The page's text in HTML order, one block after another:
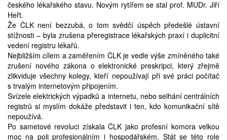
českého lékařského stavu. Novým rytířem se stal prof. MUDr. Jiří
Heřt.
Že ČLK není bezzubá, o tom svědčí úspěch předešlé ústavní
stížnosti – byla zrušena přeregistrace lékařských praxí i duplicitní
vedení registru lékařů.
Nejbližším cílem a zaměřením ČLK je vedle výše zmíněného také
zrušení nového zákona o elektronické preskripci, který zřejmě
zlikviduje všechny kolegy, kteří nepoužívají při své práci počítač
s trvalým internetovým připojením.
Svízele elektrických výpadků a internetu, nebo selhání centrálních
registrů si myslím dokáže představit i ten, kdo komunikační sítě
nepoužívá.
Po sametové revoluci získala ČLK jako profesní komora velkou
moc na poli profesionálním i hospodářském. Stát se této role